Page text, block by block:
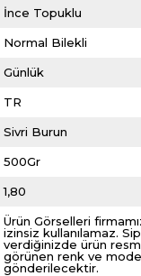
İnce Topuklu
Normal Bilekli
Günlük
TR
Sivri Burun
500Gr
1,80
Ürün Görselleri
izinsiz kullanılamaz.
verdiğinizde ürün
görünen renk ve model
gönderilecektir.